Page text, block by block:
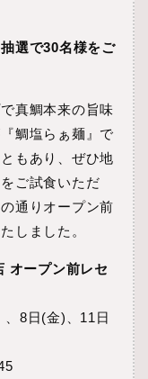
選で30名様をご
真鯛本来の旨味
鯛塩らぁ麺』で
もあり、ぜひ地
ご試食いただ
通りオープン前
しました。
オープン前レセ
、8日(金)、11日